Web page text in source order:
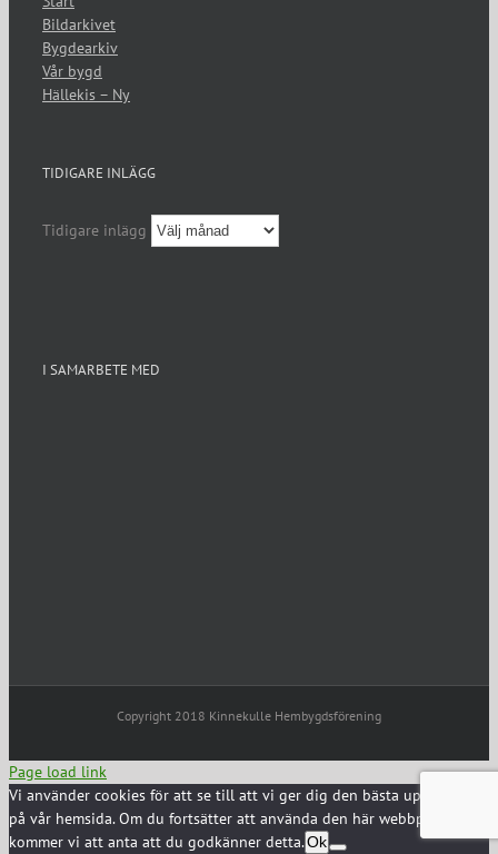
Bildarkivet
Bygdearkiv
Vår bygd
Hällekis – Ny
TIDIGARE INLÄGG
Tidigare inlägg
I SAMARBETE MED
Copyright 2018 Kinnekulle Hembygdsförening
Page load link
Vi använder cookies för att se till att vi ger dig den bästa upplevelsen
på vår hemsida. Om du fortsätter att använda den här webbplatsen
kommer vi att anta att du godkänner detta.Ok